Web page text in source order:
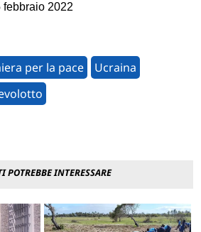
febbraio 2022
per la pace
Ucraina
POTREBBE INTERESSARE